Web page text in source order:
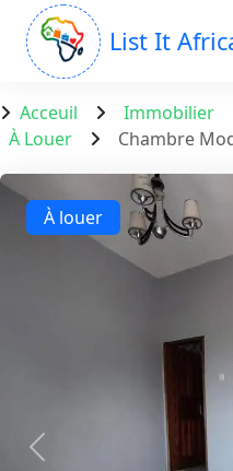
List It
Acceuil Immobilier
À Louer
Chambre
À louer